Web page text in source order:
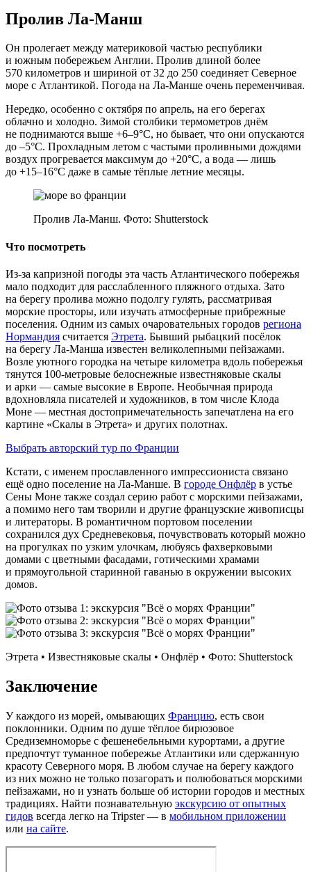
Пролив Ла‑Манш
Он пролегает между материковой частью республики
и южным побережьем Англии. Пролив длиной более
570 километров и шириной от 32 до 250 соединяет Северное
море с Атлантикой. Погода на Ла‑Манше очень переменчивая.
Нередко, особенно с октября по апрель, на его берегах
облачно и холодно. Зимой столбики термометров днём
не поднимаются выше +6–9°C, но бывает, что они опускаются
до –5°C. Прохладным летом с частыми проливными дождями
воздух прогревается максимум до +20°C, а вода — лишь
до +15–16°C даже в самые тёплые летние месяцы.
Пролив Ла‑Манш. Фото: Shutterstock
Что посмотреть
Из‑за капризной погоды эта часть Атлантического побережья
мало подходит для расслабленного пляжного отдыха. Зато
на берегу пролива можно подолгу гулять, рассматривая
морские просторы, или изучать атмосферные прибрежные
поселения. Одним из самых очаровательных городов региона
Нормандия считается Этрета. Бывший рыбацкий посёлок
на берегу Ла‑Манша известен великолепными пейзажами.
Возле уютного городка на четыре километра вдоль побережья
тянутся 100‑метровые белоснежные известняковые скалы
и арки — самые высокие в Европе. Необычная природа
вдохновляла писателей и художников, в том числе Клода
Моне — местная до­сто­при­ме­ча­тель­но­сть запечатлена на его
картине «Скалы в Этрета» и других полотнах.
Выбрать авторский тур по Франции
Кстати, с именем прославленного импрессиониста связано
ещё одно поселение на Ла‑Манше. В городе Онфлёр в устье
Сены Моне также создал серию работ с морскими пейзажами,
а помимо него там творили и другие французские живописцы
и литераторы. В романтичном портовом поселении
сохранился дух Средневековья, почувствовать который можно
на прогулках по узким улочкам, любуясь фахверковыми
домами с цветными фасадами, готическими храмами
и прямоугольной старинной гаванью в окружении высоких
домов.
Этрета • Известняковые скалы • Онфлёр • Фото: Shutterstock
Заключение
У каждого из морей, омывающих Францию, есть свои
поклонники. Одним по душе тёплое бирюзовое
Средиземноморье с фешенебельными курортами, а другие
предпочтут туманное побережье Атлантики или сдержанную
красоту Северного моря. В любом случае на берегу каждого
из них можно не только позагорать и полюбоваться морскими
пейзажами, но и узнать больше об истории городов и местных
традициях. Найти познавательную экскурсию от опытных
гидов всегда легко на Tripster — в мобильном приложении
или на сайте.